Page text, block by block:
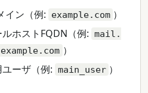
イン（例: example.com ）
ルホストFQDN（例: mail.
）
ユーザ（例: main_user ）